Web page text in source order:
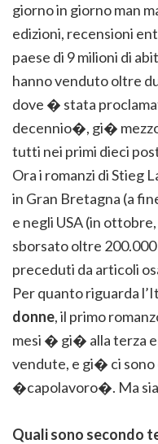
giorno in giorno man
edizioni, recensioni
paese di 9 milioni di
hanno venduto oltre
dove � stata
decennio�, gi�
tutti nei primi dieci
Ora i romanzi di Stieg
in Gran Bretagna (a
e negli USA (in
sborsato oltre
preceduti da articoli
Per quanto riguarda
donne, il primo
mesi � gi� alla terza
vendute, e gi� ci sono
�capolavoro�. Ma
Quali sono secondo